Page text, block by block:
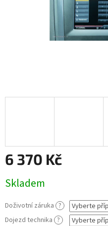
6 370 Kč
cena:
Skladem
Doživotní záruka ?
Dojezd technika ?